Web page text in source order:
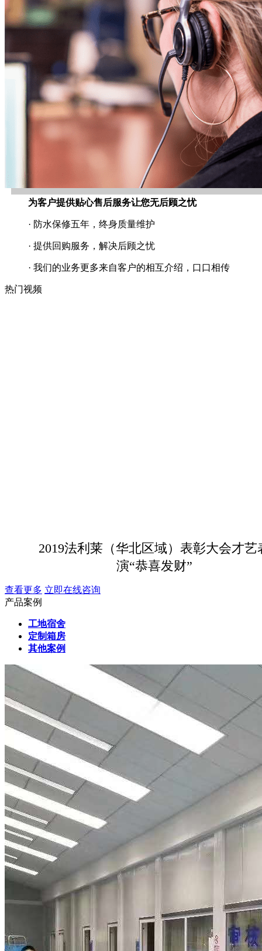
为客户提供贴心售后服务让您无后顾之忧
· 防水保修五年，终身质量维护
· 提供回购服务，解决后顾之忧
· 我们的业务更多来自客户的相互介绍，口口相传
热门视频
2019法利莱（华北区域）表彰大会才艺
演“恭喜发财”
查看更多 立即在线咨询
产品案例
工地宿舍
定制箱房
其他案例